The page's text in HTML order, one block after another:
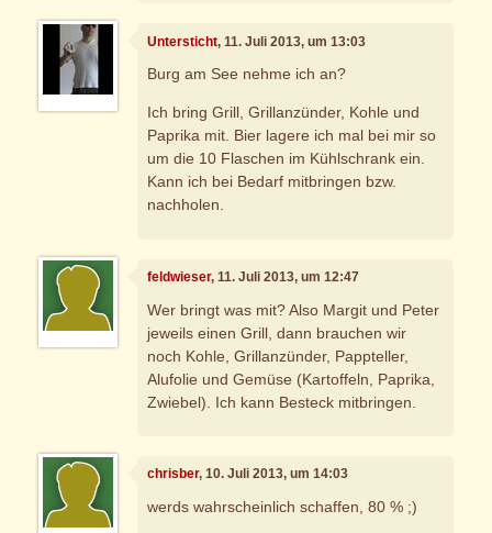
Untersticht, 11. Juli 2013, um 13:03
Burg am See nehme ich an?
Ich bring Grill, Grillanzünder, Kohle und
Paprika mit. Bier lagere ich mal bei mir so
um die 10 Flaschen im Kühlschrank ein.
Kann ich bei Bedarf mitbringen bzw.
nachholen.
feldwieser, 11. Juli 2013, um 12:47
Wer bringt was mit? Also Margit und Peter
jeweils einen Grill, dann brauchen wir
noch Kohle, Grillanzünder, Pappteller,
Alufolie und Gemüse (Kartoffeln, Paprika,
Zwiebel). Ich kann Besteck mitbringen.
chrisber, 10. Juli 2013, um 14:03
werds wahrscheinlich schaffen, 80 % ;)